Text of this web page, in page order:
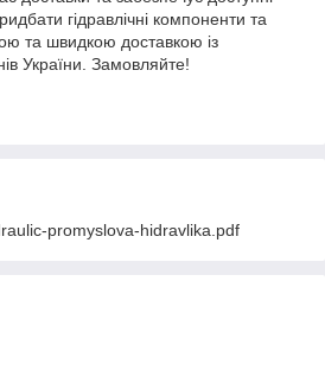
гідравлічні компоненти та
та швидкою доставкою із
України. Замовляйте!
promyslova-hidravlika.pdf